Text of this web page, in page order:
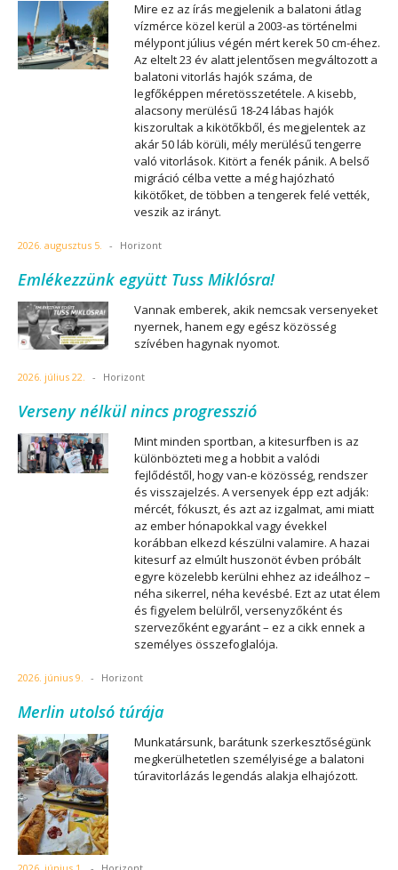
Mire ez az írás megjelenik a balatoni átlag
vízmérce közel kerül a 2003-as történelmi
mélypont július végén mért kerek 50 cm-éhez.
Az eltelt 23 év alatt jelentősen megváltozott a
balatoni vitorlás hajók száma, de
legfőképpen méretösszetétele. A kisebb,
alacsony merülésű 18-24 lábas hajók
kiszorultak a kikötőkből, és megjelentek az
akár 50 láb körüli, mély merülésű tengerre
való vitorlások. Kitört a fenék pánik. A belső
migráció célba vette a még hajózható
kikötőket, de többen a tengerek felé vették,
veszik az irányt.
2026. augusztus 5. - Horizont
Emlékezzünk együtt Tuss Miklósra!
Vannak emberek, akik nemcsak versenyeket
nyernek, hanem egy egész közösség
szívében hagynak nyomot.
2026. július 22. - Horizont
Verseny nélkül nincs progresszió
Mint minden sportban, a kitesurfben is az
különbözteti meg a hobbit a valódi
fejlődéstől, hogy van-e közösség, rendszer
és visszajelzés. A versenyek épp ezt adják:
mércét, fókuszt, és azt az izgalmat, ami miatt
az ember hónapokkal vagy évekkel
korábban elkezd készülni valamire. A hazai
kitesurf az elmúlt huszonöt évben próbált
egyre közelebb kerülni ehhez az ideálhoz –
néha sikerrel, néha kevésbé. Ezt az utat élem
és figyelem belülről, versenyzőként és
szervezőként egyaránt – ez a cikk ennek a
személyes összefoglalója.
2026. június 9. - Horizont
Merlin utolsó túrája
Munkatársunk, barátunk szerkesztőségünk
megkerülhetetlen személyisége a balatoni
túravitorlázás legendás alakja elhajózott.